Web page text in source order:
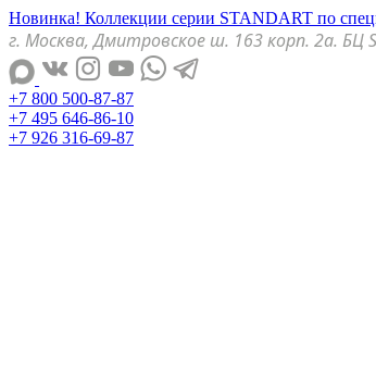
Новинка! Коллекции серии STANDART по
г. Москва, Дмитровское ш. 163 корп. 2а. БЦ
+7 800 500-87-87
+7 495 646-86-10
+7 926 316-69-87